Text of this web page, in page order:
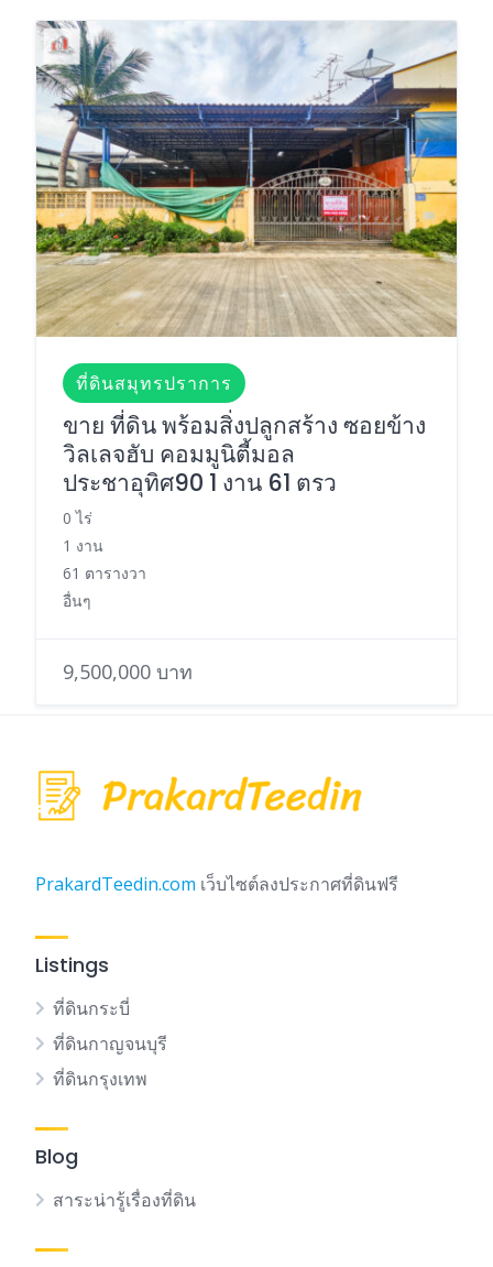
ที่ดินสมุทรปราการ
ขาย ที่ดิน พร้อมสิ่งปลูกสร้าง ซอยข้าง
วิลเลจฮับ คอมมูนิตี้มอล
ประชาอุทิศ90 1 งาน 61 ตรว
0 ไร่
1 งาน
61 ตารางวา
อื่นๆ
9,500,000 บาท
PrakardTeedin.com เว็บไซต์ลงประกาศที่ดินฟรี
Listings
ที่ดินกระบี่
ที่ดินกาญจนบุรี
ที่ดินกรุงเทพ
Blog
สาระน่ารู้เรื่องที่ดิน